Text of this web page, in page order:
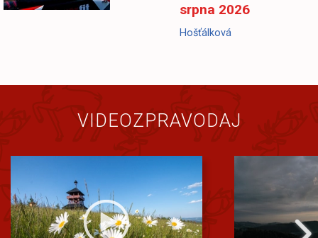
srpna 2026
Hošťálková
VIDEOZPRAVODAJ